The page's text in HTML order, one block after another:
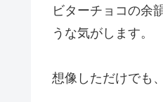
ビターチョコの余
うな気がします。
想像しただけでも